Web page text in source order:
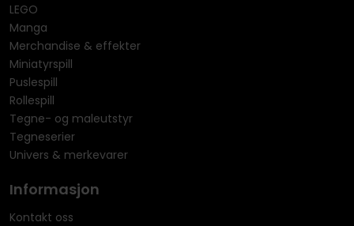
LEGO
Manga
Merchandise & effekter
Miniatyrspill
Puslespill
Rollespill
Tegne- og maleutstyr
Tegneserier
Univers & merkevarer
Informasjon
Kontakt oss